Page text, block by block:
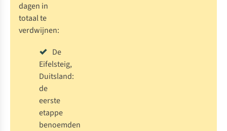
dagen in
totaal te
verdwijnen:
De
Eifelsteig,
Duitsland:
de
eerste
etappe
benoemden